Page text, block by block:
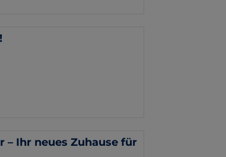
– Ihr neues Zuhause für